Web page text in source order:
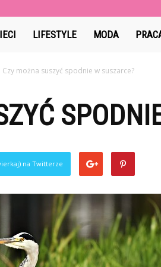
LIFESTYLE MODA
Czy można suszyć spodnie w suszarce?
na Twitterze